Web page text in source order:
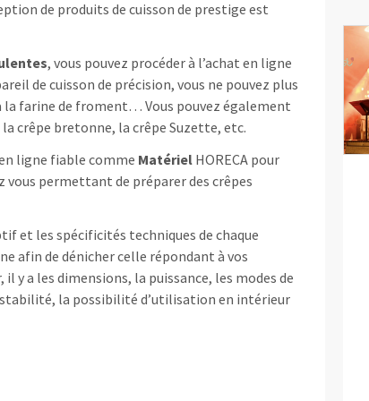
de produits de cuisson de prestige est
, vous pouvez procéder à l’achat en ligne
de cuisson de précision, vous ne pouvez plus
la farine de froment… Vous pouvez également
crêpe bretonne, la crêpe Suzette, etc.
ligne fiable comme Matériel HORECA pour
vous permettant de préparer des crêpes
et les spécificités techniques de chaque
afin de dénicher celle répondant à vos
y a les dimensions, la puissance, les modes de
la possibilité d’utilisation en intérieur